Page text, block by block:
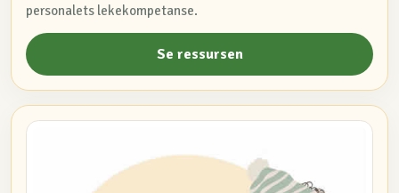
personalets lekekompetanse.
Se ressursen